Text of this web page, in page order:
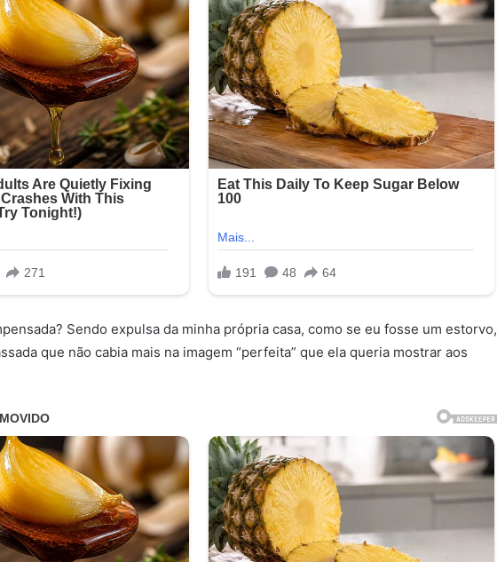
Sendo expulsa da minha própria casa, como se eu fosse um estorvo,
que não cabia mais na imagem “perfeita” que ela queria mostrar aos